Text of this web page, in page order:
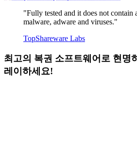
"Fully tested and it does not contain
malware, adware and viruses."
TopShareware Labs
최고의 복권 소프트웨어로 현명
레이하세요!